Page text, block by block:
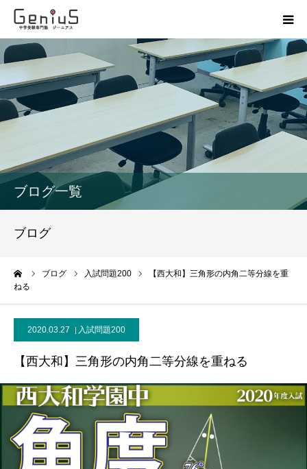
ブログ一覧
ブログ
ブログ 入試問題200
【西大和】三角形の内角二等分線を重
ねる
2020.03.27 入試問題200
【西大和】三角形の内角二等分線を重ねる
授業
志望校別特訓
模試